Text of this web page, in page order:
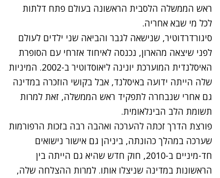
ראש הממשלה הלסבית הראשונה בעולם פתח דלתות
לכל מי שבא אחריה.
סיגורדרדוטיר, שנישאה לגבר והביאה שני ילדים לעולם
לפני שיצאה מהארון, נכנסה לאיחוד אזרחי עם הסופרת
האיסלנדית המוערכת יונינה ליאוסדוטיר ב-2002. המיניות
שלה הייתה ידועה באיסלנד, אבל בקושי הוזכרה במדינה
גם אחרי שנבחרה לתפקיד ראש הממשלה, זאת למרות
תשומת הלב הבינלאומית.
פורצת הדרך זכתה להערכה ואהבה רבה בזכות הרפורמות
שערכה במהלך כהונתה, ביניהן גם אישור נישואים
חד-מיניים ב-2010, חוק חדש שהיא גם הייתה בין
הראשונות במדינה שניצלו אותו. למרות ההצלחה שלה,